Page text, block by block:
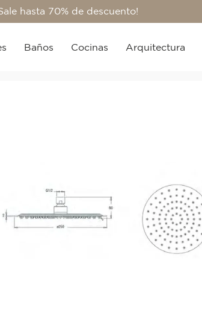
hasta 70% de descuento!
Baños Cocinas Arquitectura